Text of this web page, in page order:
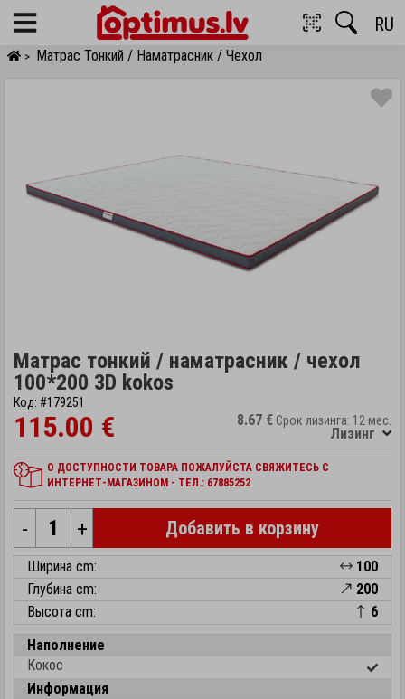
Menu RU
> Матрас Тонкий / Наматрасник / Чехол
Матрас тонкий / наматрасник / чехол
100*200 3D kokos
Код: #179251
115.00 € 8.67 € Срок лизинга: 12 мес.
Лизинг
О ДОСТУПНОСТИ ТОВАРА ПОЖАЛУЙСТА СВЯЖИТЕСЬ С
ИНТЕРНЕТ-МАГАЗИНОМ - ТЕЛ.: 67885252
- + Добавить в корзину
Ширина cm:
100
Глубина cm:
200
Высота cm:
6
Наполнение
Кокос
Информация